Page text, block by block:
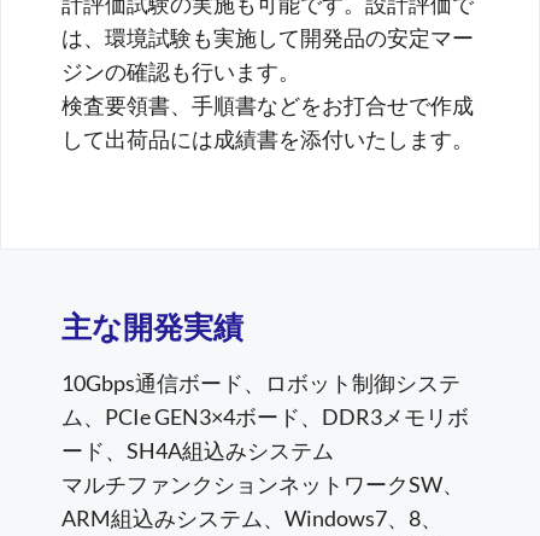
は、環境試験も実施して開発品の安定マー
ジンの確認も行います。
検査要領書、手順書などをお打合せで作成
して出荷品には成績書を添付いたします。
主な開発実績
10Gbps通信ボード、ロボット制御システ
ム、PCIe GEN3×4ボード、DDR3メモリボ
ード、SH4A組込みシステム
マルチファンクションネットワークSW、
ARM組込みシステム、Windows7、8、